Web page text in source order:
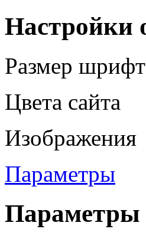
Настройки
Размер
Цвета сайта
Изображения
Параметры